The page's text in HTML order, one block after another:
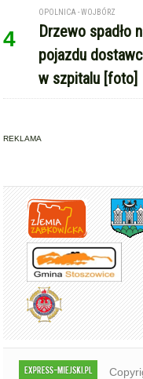
4
OPOLNICA - WOJBÓRZ
Drzewo spadło
pojazdu
w szpitalu [foto]
REKLAMA